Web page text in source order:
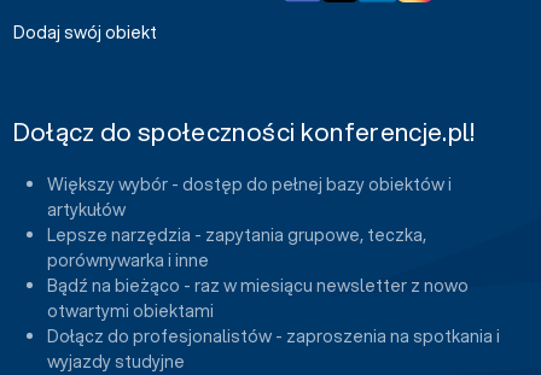
Dodaj swój obiekt
Dołącz do społeczności konferencje.pl!
Większy wybór - dostęp do pełnej bazy obiektów i
artykułów
Lepsze narzędzia - zapytania grupowe, teczka,
porównywarka i inne
Bądź na bieżąco - raz w miesiącu newsletter z nowo
otwartymi obiektami
Dołącz do profesjonalistów - zaproszenia na spotkania i
wyjazdy studyjne